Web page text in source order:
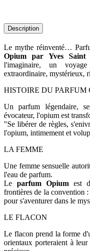
Description
Le mythe réinventé…
Opium par Yves Saint
l'imaginaire, un
extraordinaire, mystérieux,
HISTOIRE DU PARFUM
Un parfum légendaire,
évocateur, l'opium est
"Se libérer de règles,
l'opium, intimement et
LA FEMME
Une femme sensuelle
l'eau de parfum.
Le parfum Opium est
frontières de la convention
pour s'aventurer dans le
LE FLACON
Le flacon prend la forme
orientaux porteraient à